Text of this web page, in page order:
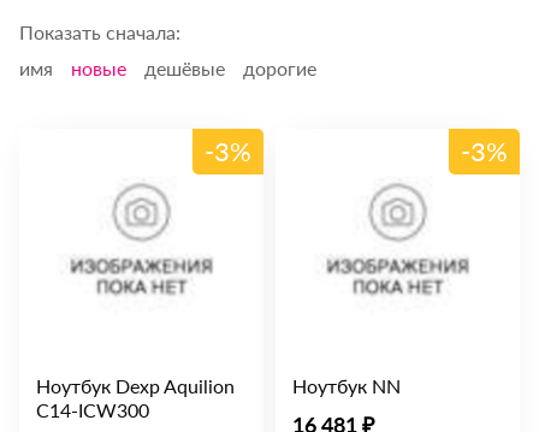
Показать сначала:
имя
новые дешёвые дорогие
-3%
Ноутбук Dexp Aquilion
C14-ICW300
-3%
Ноутбук NN
16 481 ₽